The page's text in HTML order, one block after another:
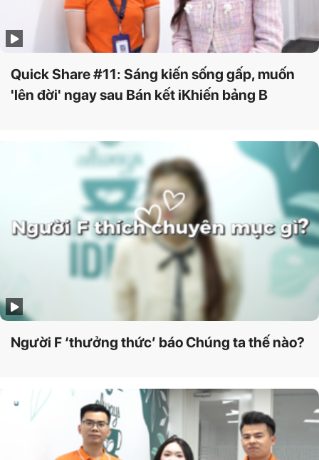
Quick Share #11: Sáng kiến sống gấp, muốn
'lên đời' ngay sau Bán kết iKhiến bảng B
Người F ‘thưởng thức’ báo Chúng ta thế nào?